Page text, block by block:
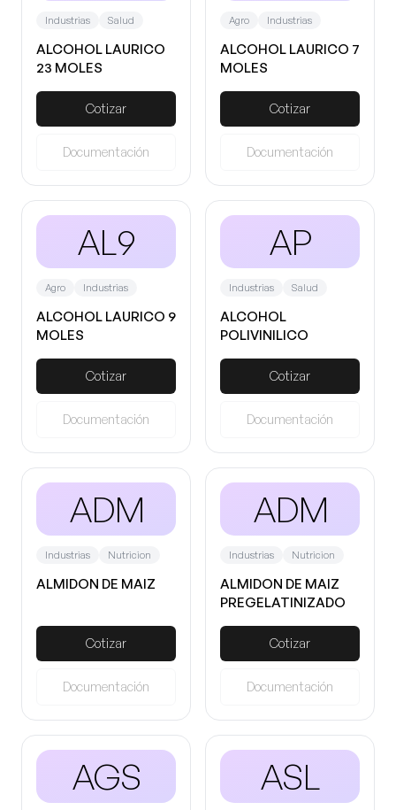
Industrias Salud
ALCOHOL LAURICO
23 MOLES
Cotizar
Documentación
Agro Industrias
ALCOHOL LAURICO 7
MOLES
Cotizar
Documentación
AL9
Agro Industrias
ALCOHOL LAURICO 9
MOLES
Cotizar
Documentación
AP
Industrias Salud
ALCOHOL
POLIVINILICO
Cotizar
Documentación
ADM
Industrias Nutricion
ALMIDON DE MAIZ
Cotizar
Documentación
ADM
Industrias Nutricion
ALMIDON DE MAIZ
PREGELATINIZADO
Cotizar
Documentación
AGS ASL